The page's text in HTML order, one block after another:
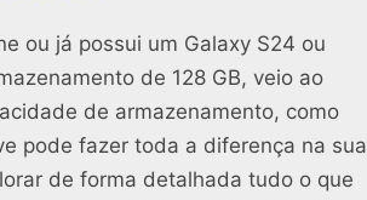
ou já possui um Galaxy S24 ou
de 128 GB, veio ao
de armazenamento, como
pode fazer toda a diferença na sua
de forma detalhada tudo o que